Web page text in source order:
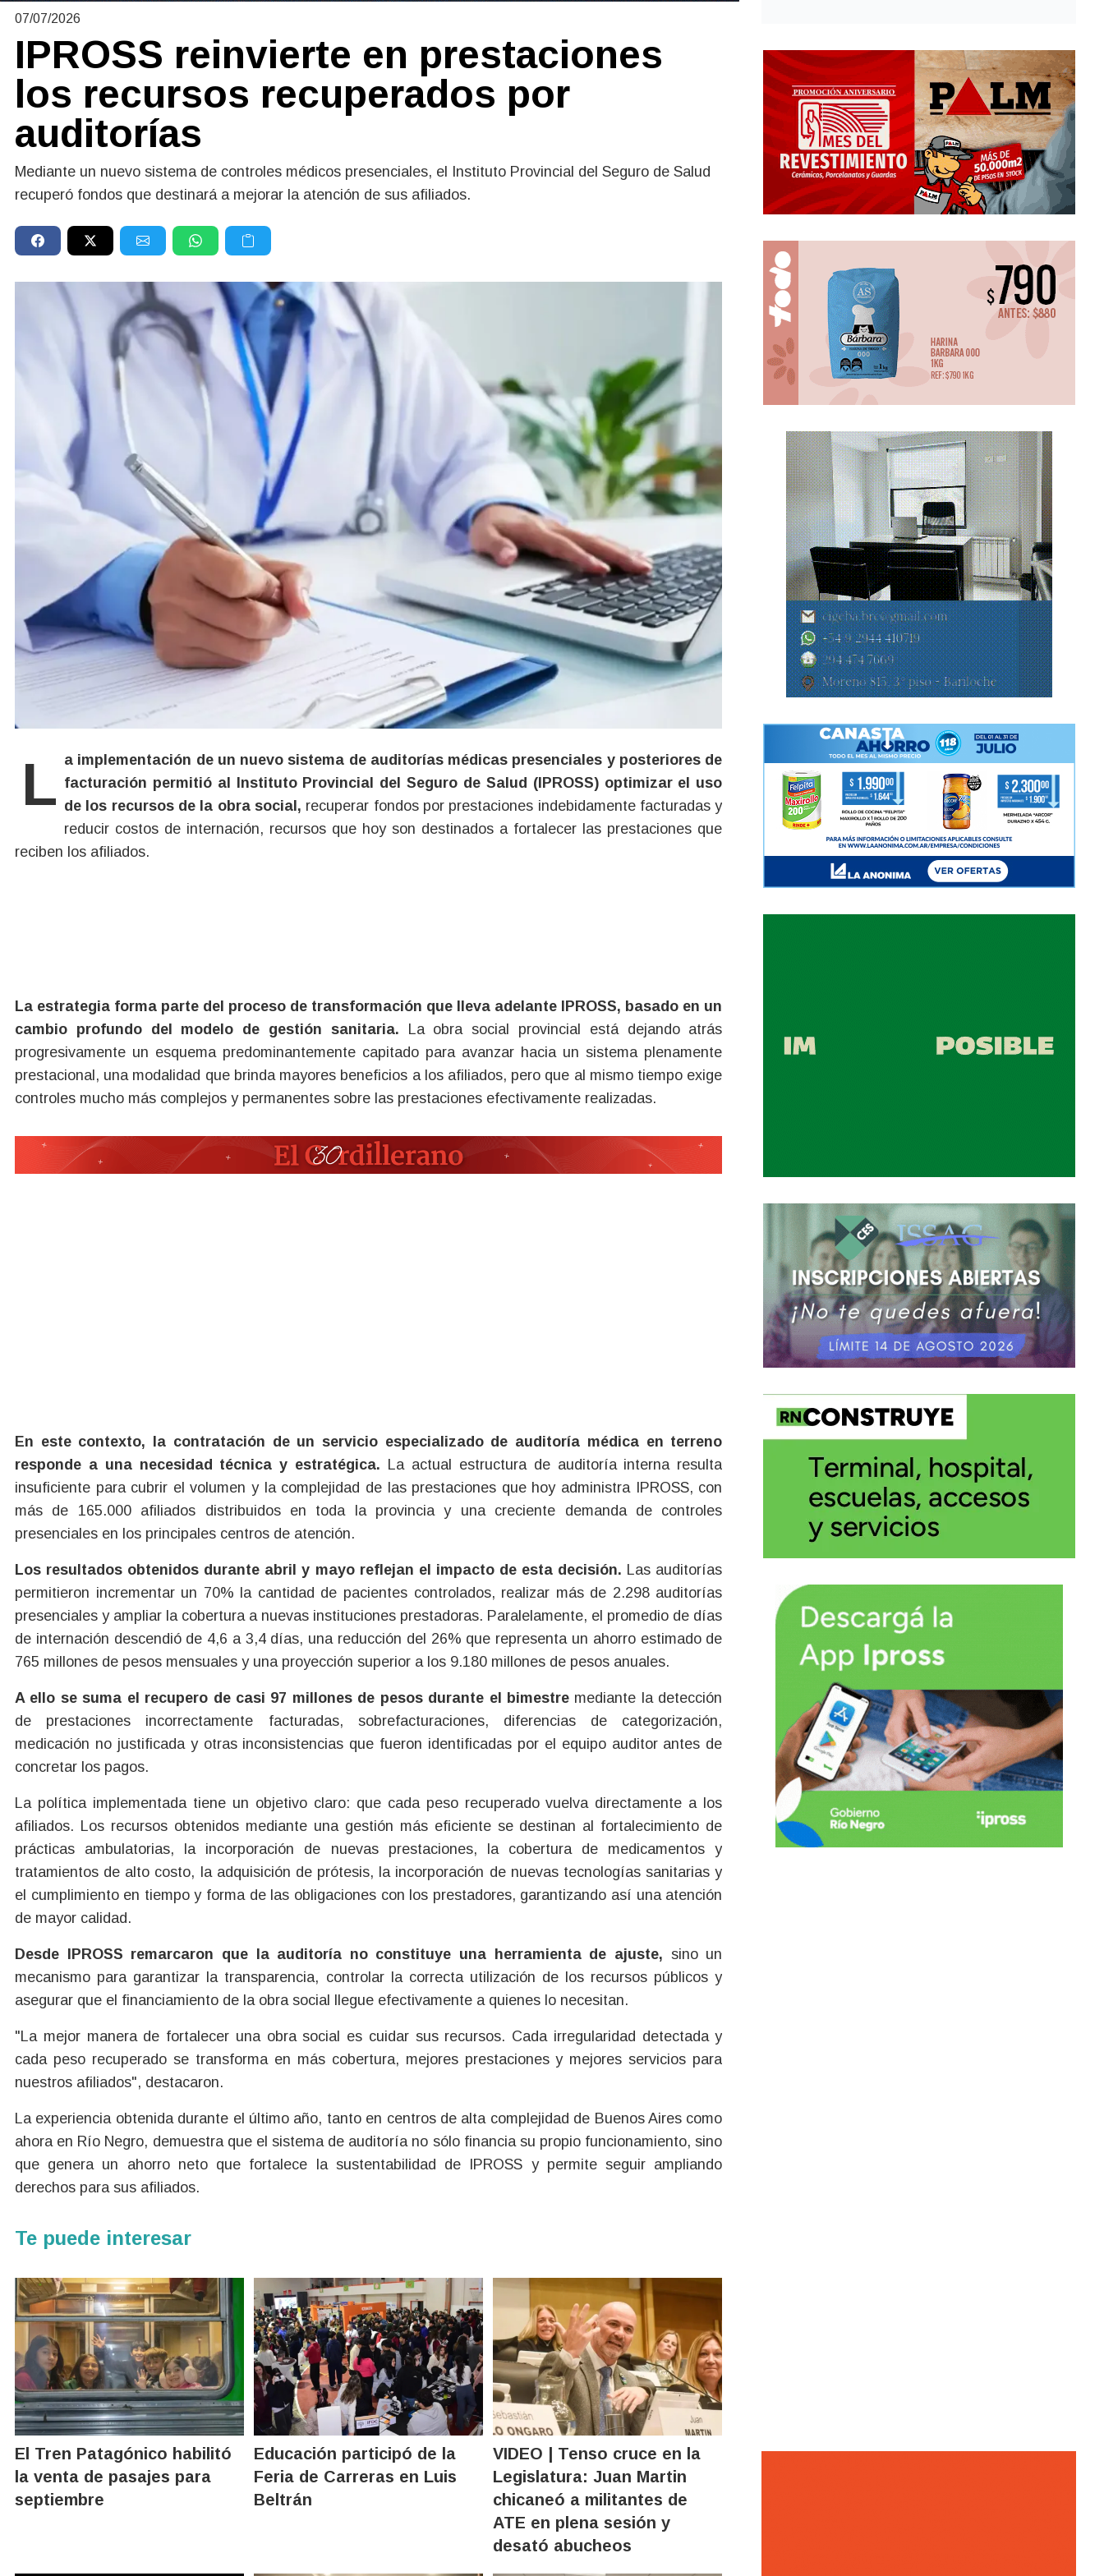
07/07/2026
IPROSS reinvierte en prestaciones
los recursos recuperados por
auditorías
Mediante un nuevo sistema de controles médicos presenciales, el Instituto Provincial del Seguro de Salud
recuperó fondos que destinará a mejorar la atención de sus afiliados.
La implementación de un nuevo sistema de auditorías médicas presenciales y posteriores de facturación permitió al Instituto Provincial del Seguro de Salud (IPROSS) optimizar el uso
de los recursos de la obra social, recuperar fondos por prestaciones indebidamente facturadas y
reducir costos de internación, recursos que hoy son destinados a fortalecer las prestaciones que
reciben los afiliados.
La estrategia forma parte del proceso de transformación que lleva adelante IPROSS, basado en un
cambio profundo del modelo de gestión sanitaria. La obra social provincial está dejando atrás
progresivamente un esquema predominantemente capitado para avanzar hacia un sistema plenamente
prestacional, una modalidad que brinda mayores beneficios a los afiliados, pero que al mismo tiempo exige
controles mucho más complejos y permanentes sobre las prestaciones efectivamente realizadas.
En este contexto, la contratación de un servicio especializado de auditoría médica en terreno
responde a una necesidad técnica y estratégica. La actual estructura de auditoría interna resulta
insuficiente para cubrir el volumen y la complejidad de las prestaciones que hoy administra IPROSS, con
más de 165.000 afiliados distribuidos en toda la provincia y una creciente demanda de controles
presenciales en los principales centros de atención.
Los resultados obtenidos durante abril y mayo reflejan el impacto de esta decisión. Las auditorías
permitieron incrementar un 70% la cantidad de pacientes controlados, realizar más de 2.298 auditorías
presenciales y ampliar la cobertura a nuevas instituciones prestadoras. Paralelamente, el promedio de días
de internación descendió de 4,6 a 3,4 días, una reducción del 26% que representa un ahorro estimado de
765 millones de pesos mensuales y una proyección superior a los 9.180 millones de pesos anuales.
A ello se suma el recupero de casi 97 millones de pesos durante el bimestre mediante la detección
de prestaciones incorrectamente facturadas, sobrefacturaciones, diferencias de categorización,
medicación no justificada y otras inconsistencias que fueron identificadas por el equipo auditor antes de
concretar los pagos.
La política implementada tiene un objetivo claro: que cada peso recuperado vuelva directamente a los
afiliados. Los recursos obtenidos mediante una gestión más eficiente se destinan al fortalecimiento de
prácticas ambulatorias, la incorporación de nuevas prestaciones, la cobertura de medicamentos y
tratamientos de alto costo, la adquisición de prótesis, la incorporación de nuevas tecnologías sanitarias y
el cumplimiento en tiempo y forma de las obligaciones con los prestadores, garantizando así una atención
de mayor calidad.
Desde IPROSS remarcaron que la auditoría no constituye una herramienta de ajuste, sino un
mecanismo para garantizar la transparencia, controlar la correcta utilización de los recursos públicos y
asegurar que el financiamiento de la obra social llegue efectivamente a quienes lo necesitan.
"La mejor manera de fortalecer una obra social es cuidar sus recursos. Cada irregularidad detectada y
cada peso recuperado se transforma en más cobertura, mejores prestaciones y mejores servicios para
nuestros afiliados", destacaron.
La experiencia obtenida durante el último año, tanto en centros de alta complejidad de Buenos Aires como
ahora en Río Negro, demuestra que el sistema de auditoría no sólo financia su propio funcionamiento, sino
que genera un ahorro neto que fortalece la sustentabilidad de IPROSS y permite seguir ampliando
derechos para sus afiliados.
Te puede interesar
El Tren Patagónico habilitó
la venta de pasajes para
septiembre
Educación participó de la
Feria de Carreras en Luis
Beltrán
VIDEO | Tenso cruce en la
Legislatura: Juan Martin
chicaneó a militantes de
ATE en plena sesión y
desató abucheos